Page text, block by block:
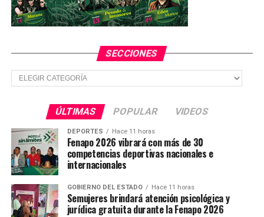
SECCIONES
Secciones
ÚLTIMAS POPULAR VIDEOS
DEPORTES Hace 11 horas
Fenapo 2026 vibrará con más de 30
competencias deportivas nacionales e
internacionales
GOBIERNO DEL ESTADO Hace 11 horas
Semujeres brindará atención psicológica y
jurídica gratuita durante la Fenapo 2026